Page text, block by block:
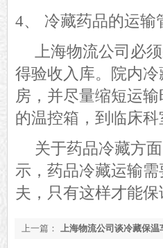
4、 冷藏药品的运输
上海物流公司 必须
得验收入库。院内冷
房，并尽量缩短运
的温控箱，到临床
关于药品冷藏方
示，药品冷藏运输
夫，只有这样才能保
上一篇： 上海物流公司谈冷藏保温